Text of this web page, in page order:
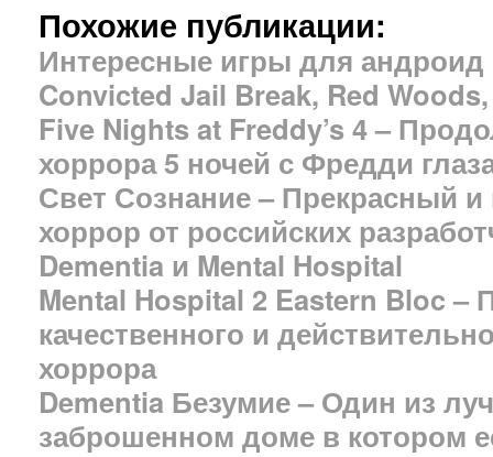
Похожие публикации:
Интересные игры для андроид
Convicted Jail Break, Red
Five Nights at Freddy’s 4 –
хоррора 5 ночей с Фредди
Свет Сознание – Прекрасный
хоррор от российских
Dementia и Mental Hospital
Mental Hospital 2 Eastern Bloc –
качественного и
хоррора
Dementia Безумие – Один из
заброшенном доме в котором